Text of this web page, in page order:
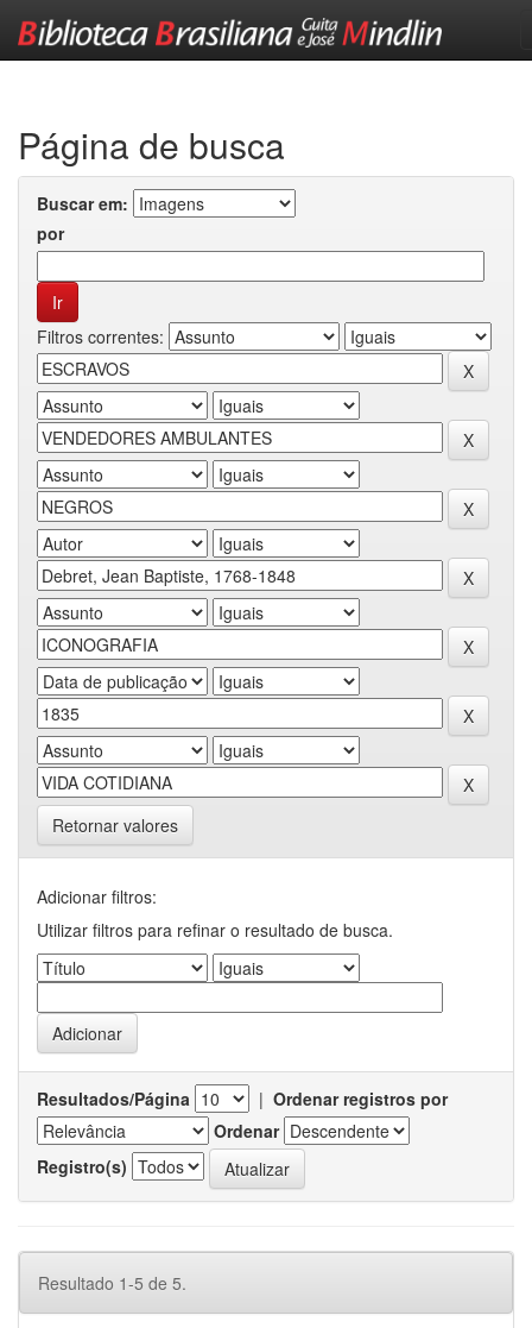
Página de busca
Buscar em:
por
Filtros correntes:
Retornar valores
Adicionar filtros:
Utilizar filtros para refinar o resultado de busca.
Resultados/Página | Ordenar registros por
Ordenar
Registro(s)
Resultado 1-5 de 5.